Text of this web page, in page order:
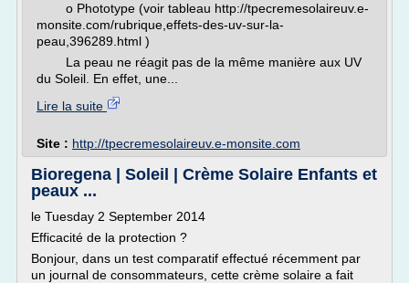
o Phototype (voir tableau http://tpecremesolaireuv.e-
monsite.com/rubrique,effets-des-uv-sur-la-
peau,396289.html )
La peau ne réagit pas de la même manière aux UV
du Soleil. En effet, une...
Lire la suite
Site : http://tpecremesolaireuv.e-monsite.com
Bioregena | Soleil | Crème Solaire Enfants et
peaux ...
le Tuesday 2 September 2014
Efficacité de la protection ?
Bonjour, dans un test comparatif effectué récemment par
un journal de consommateurs, cette crème solaire a fait